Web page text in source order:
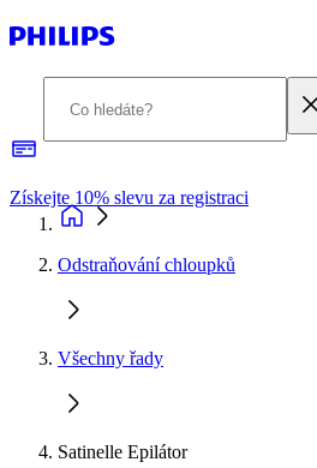
Získejte 10% slevu za registraci
Odstraňování chloupků
Všechny řady
Satinelle Epilátor